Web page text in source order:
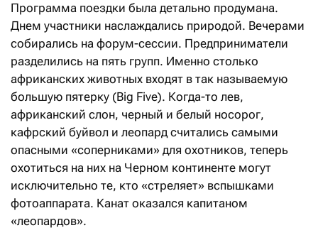
Программа поездки была детально продумана.
Днем участники наслаждались природой. Вечерами
собирались на форум-сессии. Предприниматели
разделились на пять групп. Именно столько
африканских животных входят в так называемую
большую пятерку (Big Five). Когда-то лев,
африканский слон, черный и белый носорог,
кафрский буйвол и леопард считались самыми
опасными «соперниками» для охотников, теперь
охотиться на них на Черном континенте могут
исключительно те, кто «стреляет» вспышками
фотоаппарата. Канат оказался капитаном
«леопардов».